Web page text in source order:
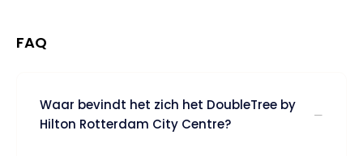
FAQ
Waar bevindt het zich het DoubleTree by
Hilton Rotterdam City Centre?